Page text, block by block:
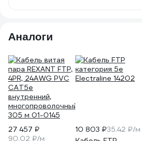
Аналоги
27 457 ₽
90.02 ₽/м
10 803 ₽35.42 ₽/м